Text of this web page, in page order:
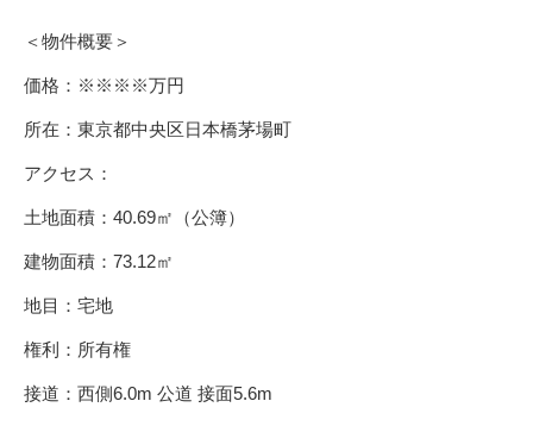
＜物件概要＞
価格：※※※※万円
所在：東京都中央区日本橋茅場町
アクセス：
土地面積：40.69㎡（公簿）
建物面積：73.12㎡
地目：宅地
権利：所有権
接道：西側6.0m 公道 接面5.6m